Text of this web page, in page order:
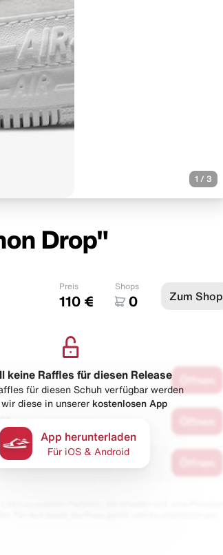
1 / 3
Drop"
Preis
110 €
Shops
0 Zum Shop
keine Raffles für diesen Release
für diesen Schuh verfügbar werden
diese in unserer kostenlosen App
App herunterladen
Für iOS & Android